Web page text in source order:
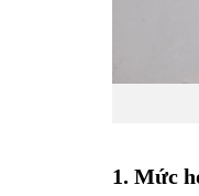
1. Mức